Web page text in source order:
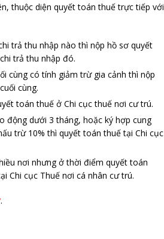
thuộc diện quyết toán thuế trực tiếp với
trả thu nhập nào thì nộp hồ sơ quyết
trả thu nhập đó.
cùng có tính giảm trừ gia cảnh thì nộp
cùng.
toán thuế ở Chi cục thuế nơi cư trú.
động dưới 3 tháng, hoặc ký hợp cung
trừ 10% thì quyết toán thuế tại Chi cục
nơi nhưng ở thời điểm quyết toán
Chi cục Thuế nơi cá nhân cư trú.
.